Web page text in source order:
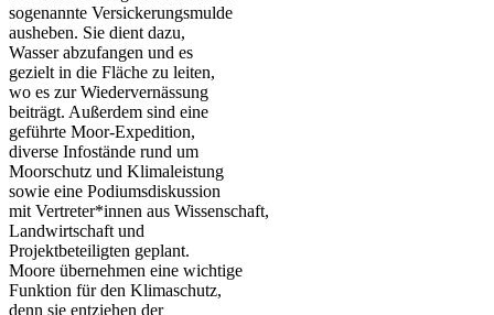
sogenannte Versickerungsmulde
ausheben. Sie dient dazu,
Wasser abzufangen und es
gezielt in die Fläche zu leiten,
wo es zur Wiedervernässung
beiträgt. Außerdem sind eine
geführte Moor-Expedition,
diverse Infostände rund um
Moorschutz und Klimaleistung
sowie eine Podiumsdiskussion
mit Vertreter*innen aus Wissenschaft,
Landwirtschaft und
Projektbeteiligten geplant.
Moore übernehmen eine wichtige
Funktion für den Klimaschutz,
denn sie entziehen der